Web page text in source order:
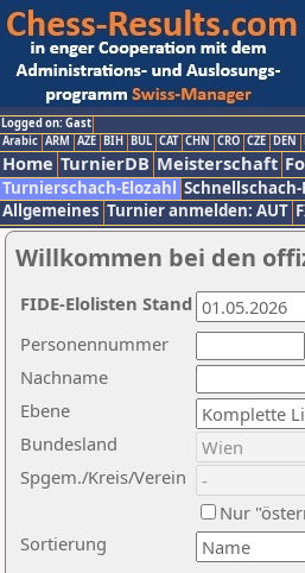
Logged on: Gast
Arabic ARM AZE BIH BUL CAT CHN CRO CZE DEN
Home TurnierDB Meisterschaft
Turnierschach-Elozahl Schnellschach-
Allgemeines Turnier anmelden: AUT
Willkommen bei den
Nachname
Ebene
Sortierung
Personennummer
Bundesland
Spgem./Kreis/Verein
Nur
FIDE-Elolisten Stand